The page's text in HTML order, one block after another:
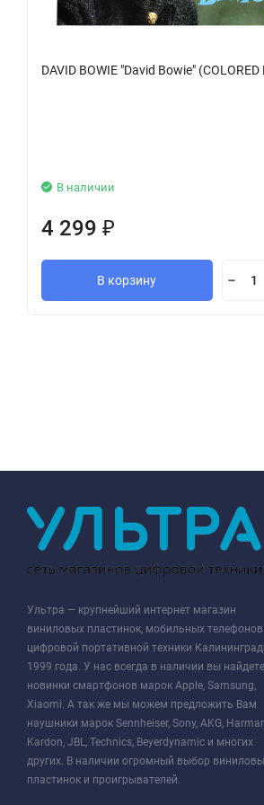
DAVID BOWIE "David Bowie" (COLORED
В наличии
4 299 ₽
В корзину
Ультра — крупнейший интернет магазин
виниловых пластинок, мобильных телефонов
цифровой портативной техники
1999 года. У нас всегда в наличии вы найдете
новинки смартфонов марок Apple, Samsung,
Xiaomi. А так же мы можем предложить Вам
наушники марок Sennheiser, Sony, AKG,
Kardon, JBL, Technics, Beyerdynamic и многих
других. В наличии огромный выбор
пластинок и проигрывателей.